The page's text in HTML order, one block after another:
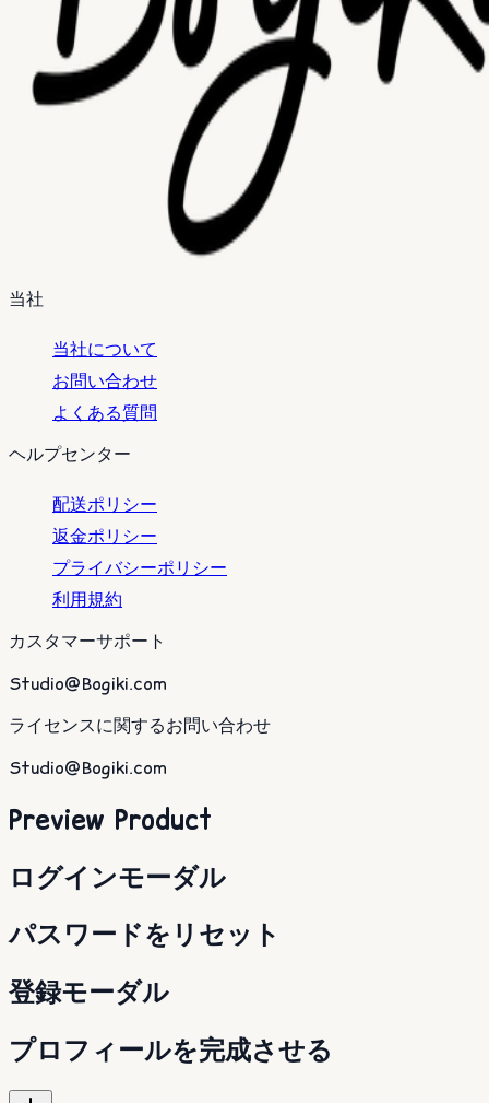
当社
当社について
お問い合わせ
よくある質問
ヘルプセンター
配送ポリシー
返金ポリシー
プライバシーポリシー
利用規約
カスタマーサポート
Studio@Bogiki.com
ライセンスに関するお問い合わせ
Studio@Bogiki.com
Preview Product
ログインモーダル
パスワードをリセット
登録モーダル
プロフィールを完成させる